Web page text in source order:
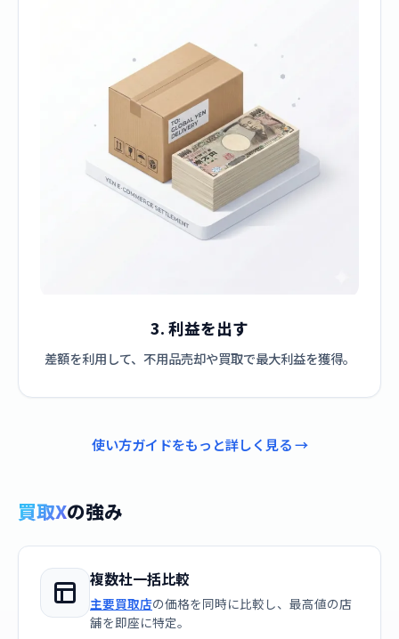
3. 利益を出す
差額を利用して、不用品売却や買取で最大利益を獲得。
使い方ガイドをもっと詳しく見る →
買取Xの強み
複数社一括比較
主要買取店の価格を同時に比較し、最高値の店
舗を即座に特定。